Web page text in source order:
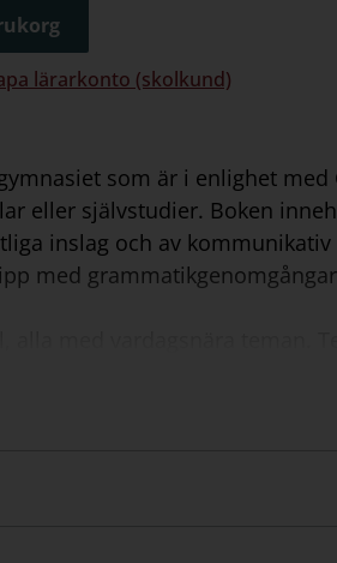
lärarkonto (skolkund)
som är i enlighet
eller självstudier. Boken
inslag och av
med
upp språket. I slutet av varje
är ett presentationsverktyg